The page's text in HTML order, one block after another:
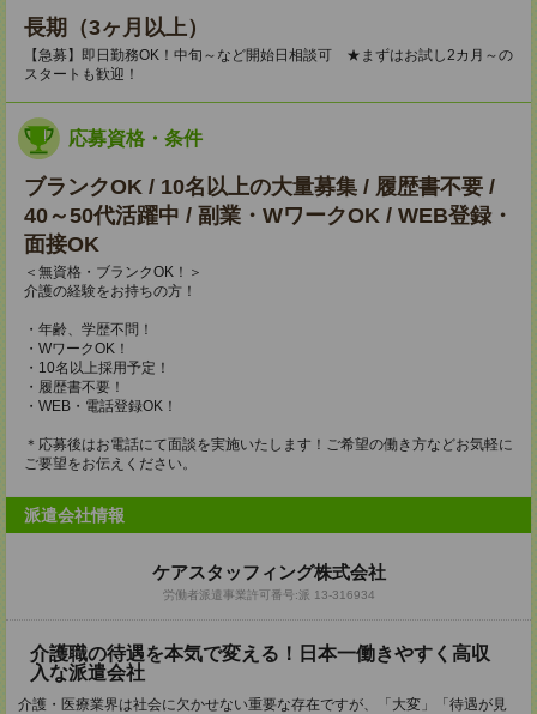
長期（3ヶ月以上）
【急募】即日勤務OK！中旬～など開始日相談可 ★まずはお試し2カ月～の
スタートも歓迎！
応募資格・条件
ブランクOK / 10名以上の大量募集 / 履歴書不要 /
40～50代活躍中 / 副業・WワークOK / WEB登録・
面接OK
＜無資格・ブランクOK！＞
介護の経験をお持ちの方！
・年齢、学歴不問！
・WワークOK！
・10名以上採用予定！
・履歴書不要！
・WEB・電話登録OK！
＊応募後はお電話にて面談を実施いたします！ご希望の働き方などお気軽に
ご要望をお伝えください。
派遣会社情報
ケアスタッフィング株式会社
労働者派遣事業許可番号:派 13-316934
介護職の待遇を本気で変える！日本一働きやすく高収
入な派遣会社
介護・医療業界は社会に欠かせない重要な存在ですが、「大変」「待遇が見